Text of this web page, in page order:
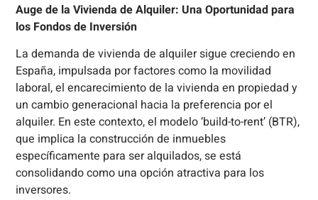
Auge de la Vivienda de Alquiler: Una Oportunidad para
los Fondos de Inversión
La demanda de vivienda de alquiler sigue creciendo en
España, impulsada por factores como la movilidad
laboral, el encarecimiento de la vivienda en propiedad y
un cambio generacional hacia la preferencia por el
alquiler. En este contexto, el modelo ‘build-to-rent’ (BTR),
que implica la construcción de inmuebles
específicamente para ser alquilados, se está
consolidando como una opción atractiva para los
inversores.